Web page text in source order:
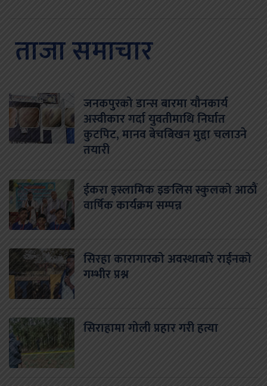
ताजा समाचार
जनकपुरको डान्स बारमा यौनकार्य
अस्वीकार गर्दा युवतीमाथि निर्घात
कुटपिट, मानव बेचबिखन मुद्दा चलाउने
तयारी
ईकरा इस्लामिक इङलिस स्कुलको आठौं
वार्षिक कार्यक्रम सम्पन्न
सिरहा कारागारको अवस्थाबारे राईनको
गम्भीर प्रश्न
सिराहामा गोली प्रहार गरी हत्या